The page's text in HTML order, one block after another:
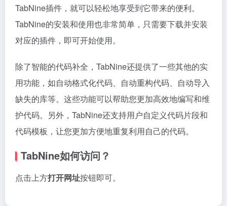
TabNine插件，就可以轻松地享受到它带来的便利。
TabNine的安装和使用也非常简单，只需要下载并安装
对应的插件，即可开始使用。
除了智能的代码补全，TabNine还提供了一些其他的实
用功能，如自动格式化代码、自动重构代码、自动导入
缺失的库等。这些功能可以帮助您更加高效地编写和维
护代码。另外，TabNine还支持用户自定义代码片段和
代码模板，让您更加方便地重复利用自己的代码。
TabNine如何访问？
点击上方打开网址按钮即可。